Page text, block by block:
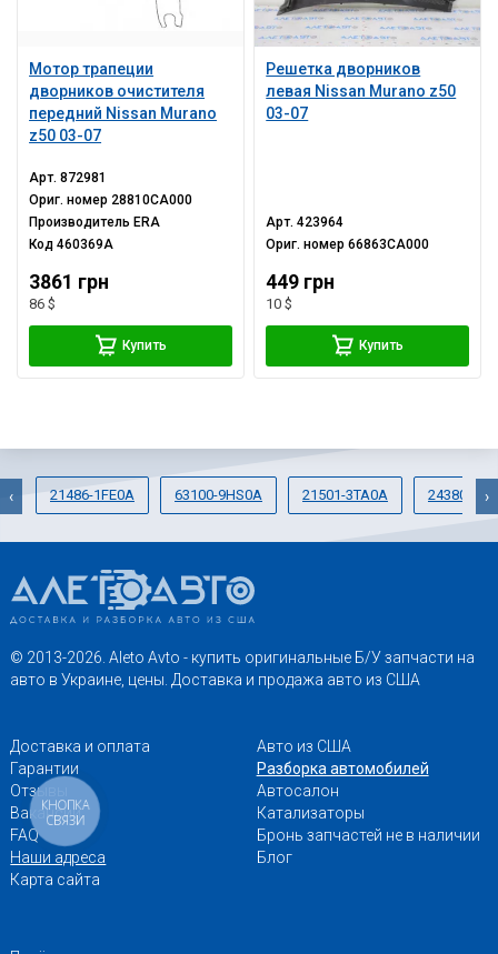
Мотор трапеции
дворников очистителя
передний Nissan Murano
z50 03-07
Арт.872981
Ориг. номер 28810CA000
Производитель ERA
Код460369A
3861 грн
86 $
Купить
Решетка дворников
левая Nissan Murano z50
03-07
Арт.423964
Ориг. номер66863CA000
449 грн
10 $
Купить
21486-1FE0A 63100-9HS0A 21501-3TA0A 24380-
‹ ›
© 2013-2026. Aleto Avto - купить оригинальные Б/У запчасти на
авто в Украине, цены. Доставка и продажа авто из США
Доставка и оплата
Гарантии
Отзывы
Вакансии
FAQ
Наши адреса
Карта сайта
Авто из США
Разборка автомобилей
Автосалон
Катализаторы
Бронь запчастей не в наличии
Блог
КНОПКА
СВЯЗИ